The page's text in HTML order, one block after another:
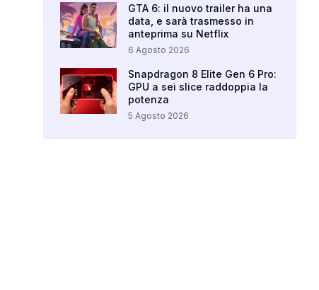
GTA 6: il nuovo trailer ha una
data, e sarà trasmesso in
anteprima su Netflix
6 Agosto 2026
Snapdragon 8 Elite Gen 6 Pro:
GPU a sei slice raddoppia la
potenza
5 Agosto 2026